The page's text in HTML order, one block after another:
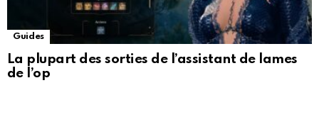
Guides
La plupart des sorties de l’assistant de lames
de l’op